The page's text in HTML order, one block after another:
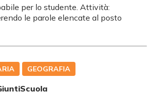
per lo studente. Attività:
le parole elencate al posto
GEOGRAFIA